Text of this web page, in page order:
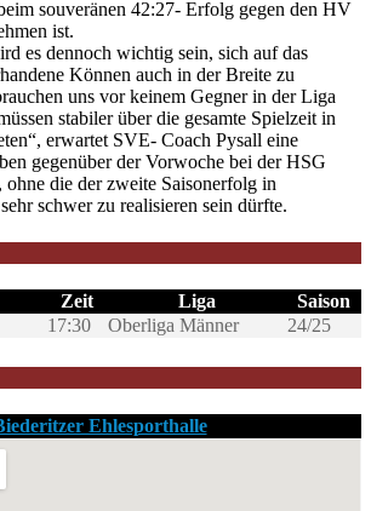
souveränen 42:27- Erfolg gegen den HV
ist.
es dennoch wichtig sein, sich auf das
Können auch in der Breite zu
uns vor keinem Gegner in der Liga
stabiler über die gesamte Spielzeit in
erwartet SVE- Coach Pysall eine
gegenüber der Vorwoche bei der HSG
die der zweite Saisonerfolg in
schwer zu realisieren sein dürfte.
Zeit Liga
Saison
17:30 Oberliga Männer 24/25
Ehlesporthalle